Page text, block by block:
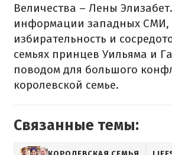
Величества – Лены
информации западных СМИ,
избирательность и
семьях принцев Уильяма и
поводом для большого
королевской семье.
Связанные темы: